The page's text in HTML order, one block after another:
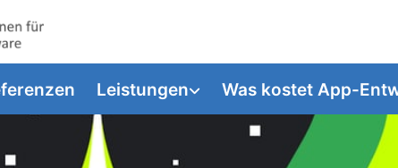
Leistungen Was kostet App-